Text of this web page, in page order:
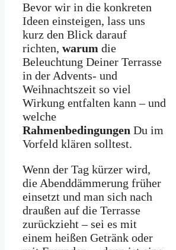
Bevor wir in die konkreten
Ideen einsteigen, lass uns
kurz den Blick darauf
richten, warum die
Beleuchtung Deiner Terrasse
in der Advents- und
Weihnachtszeit so viel
Wirkung entfalten kann – und
welche
Rahmenbedingungen Du im
Vorfeld klären solltest.
Wenn der Tag kürzer wird,
die Abenddämmerung früher
einsetzt und man sich nach
draußen auf die Terrasse
zurückzieht – sei es mit
einem heißen Getränk oder